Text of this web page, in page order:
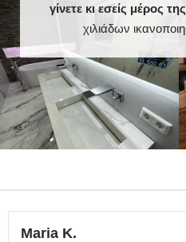
γίνετε κι εσείς μέρος της
χιλιάδων
Maria K.